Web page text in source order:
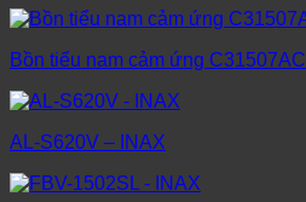
Bồn tiểu nam cảm ứng C31507AC
AL-S620V – INAX